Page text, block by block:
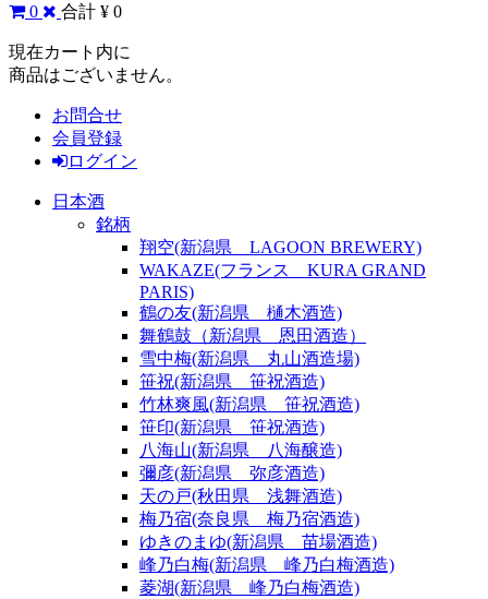
0 合計 ¥ 0
現在カート内に
商品はございません。
お問合せ
会員登録
ログイン
日本酒
銘柄
翔空(新潟県 LAGOON BREWERY)
WAKAZE(フランス KURA GRAND
PARIS)
鶴の友(新潟県 樋木酒造)
舞鶴鼓（新潟県 恩田酒造）
雪中梅(新潟県 丸山酒造場)
笹祝(新潟県 笹祝酒造)
竹林爽風(新潟県 笹祝酒造)
笹印(新潟県 笹祝酒造)
八海山(新潟県 八海醸造)
彌彦(新潟県 弥彦酒造)
天の戸(秋田県 浅舞酒造)
梅乃宿(奈良県 梅乃宿酒造)
ゆきのまゆ(新潟県 苗場酒造)
峰乃白梅(新潟県 峰乃白梅酒造)
菱湖(新潟県 峰乃白梅酒造)